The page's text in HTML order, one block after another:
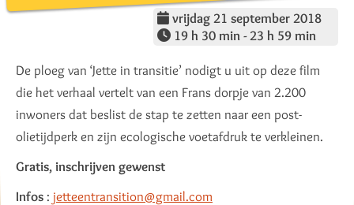
vrijdag 21 september 2018
19 h 30 min - 23 h 59 min
De ploeg van ‘Jette in transitie’ nodigt u uit op deze film
die het verhaal vertelt van een Frans dorpje van 2.200
inwoners dat beslist de stap te zetten naar een post-
olietijdperk en zijn ecologische voetafdruk te verkleinen.
Gratis, inschrijven gewenst
Infos : jetteentransition@gmail.com